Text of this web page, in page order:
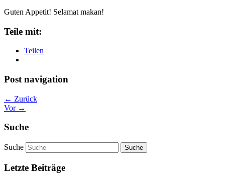
Guten Appetit! Selamat makan!
Teile mit:
Teilen
Post navigation
← Zurück
Vor →
Suche
Suche
Letzte Beiträge